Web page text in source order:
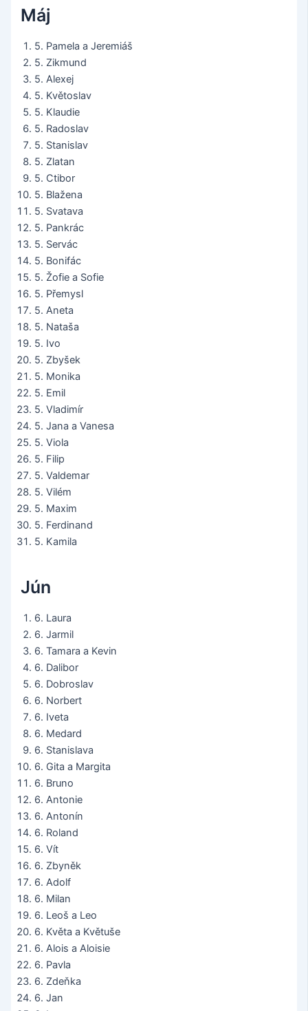
Máj
5. Pamela a Jeremiáš
5. Zikmund
5. Alexej
5. Květoslav
5. Klaudie
5. Radoslav
5. Stanislav
5. Zlatan
5. Ctibor
5. Blažena
5. Svatava
5. Pankrác
5. Servác
5. Bonifác
5. Žofie a Sofie
5. Přemysl
5. Aneta
5. Nataša
5. Ivo
5. Zbyšek
5. Monika
5. Emil
5. Vladimír
5. Jana a Vanesa
5. Viola
5. Filip
5. Valdemar
5. Vilém
5. Maxim
5. Ferdinand
5. Kamila
Jún
6. Laura
6. Jarmil
6. Tamara a Kevin
6. Dalibor
6. Dobroslav
6. Norbert
6. Iveta
6. Medard
6. Stanislava
6. Gita a Margita
6. Bruno
6. Antonie
6. Antonín
6. Roland
6. Vít
6. Zbyněk
6. Adolf
6. Milan
6. Leoš a Leo
6. Květa a Květuše
6. Alois a Aloisie
6. Pavla
6. Zdeňka
6. Jan